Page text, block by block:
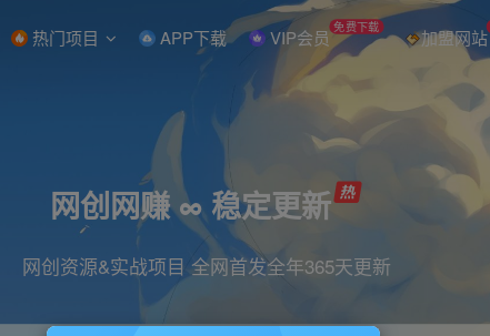
热门项目 APP下载 VIP会员 免费下载 加盟网站
网创网赚 ∞ 稳定更新
网创资源&实战项目 全网首发全年365天更新